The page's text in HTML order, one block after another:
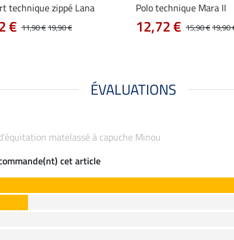
technique zippé Lana
11,90 €19,90 €
€
Polo technique Mara II
15,90 €19,90
12,72 €
ÉVALUATIONS
matelassé à capuche Minou
cet article